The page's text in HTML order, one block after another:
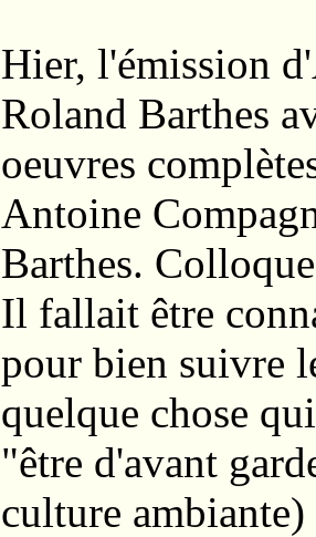
Hier, l'émission
Roland Barthes
oeuvres
Antoine
Barthes.
Il fallait être
pour bien suivre
quelque chose
"être d'avant
culture